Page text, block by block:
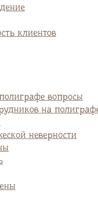
клиентов
вопросы
на
неверности